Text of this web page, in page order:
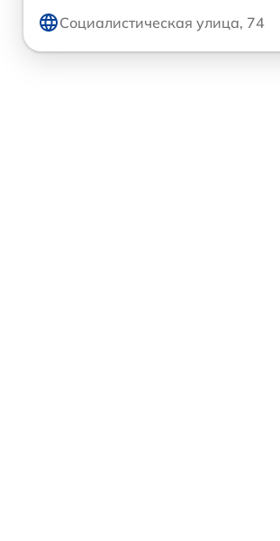
Социалистическая улица, 74